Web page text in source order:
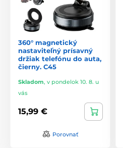
360° magnetický
nastaviteľný prísavný
držiak telefónu do auta,
čierny. C45
Skladom, v pondelok 10. 8. u
vás
15,99 €
Porovnať